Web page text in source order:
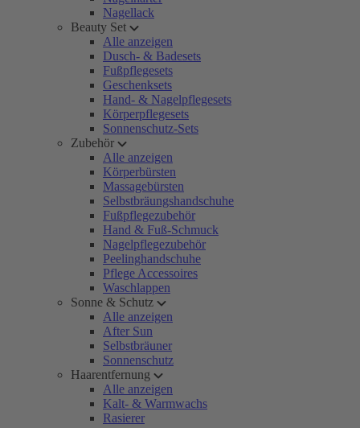
Nagellack
Beauty Set
Alle anzeigen
Dusch- & Badesets
Fußpflegesets
Geschenksets
Hand- & Nagelpflegesets
Körperpflegesets
Sonnenschutz-Sets
Zubehör
Alle anzeigen
Körperbürsten
Massagebürsten
Selbstbräungshandschuhe
Fußpflegezubehör
Hand & Fuß-Schmuck
Nagelpflegezubehör
Peelinghandschuhe
Pflege Accessoires
Waschlappen
Sonne & Schutz
Alle anzeigen
After Sun
Selbstbräuner
Sonnenschutz
Haarentfernung
Alle anzeigen
Kalt- & Warmwachs
Rasierer